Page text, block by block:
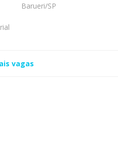
Barueri/SP
vagas